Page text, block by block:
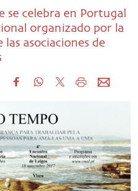
celebra en Portugal
organizado por la
asociaciones de